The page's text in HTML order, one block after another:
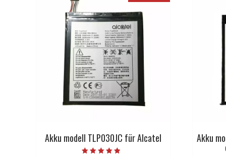
Akku modell TLP030JC für Alcatel Akku